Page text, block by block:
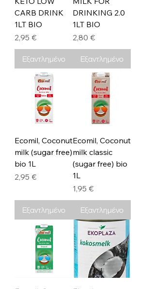
CARB DRINK
1LT BIO
Τιμή
2,95 €
Εξαντλημένο
DRINKING 2.0
1LT BIO
Τιμή
2,80 €
Εξαντλημένο
Ecomil, Coconut
milk (sugar free)
bio 1L
Τιμή
2,95 €
Εξαντλημένο
Ecomil, Coconut
milk classic
(sugar free) bio
1L
Τιμή
1,95 €
Εξαντλημένο